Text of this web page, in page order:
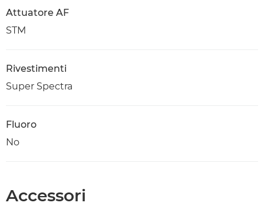
Attuatore AF
STM
Rivestimenti
Super Spectra
Fluoro
No
Accessori